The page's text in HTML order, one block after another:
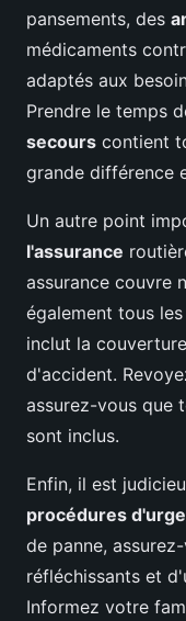
pansements, des
médicaments
adaptés aux
Prendre le temps
secours contient
grande différence
Un autre point
l'assurance
assurance couvre
également tous
inclut la
d'accident.
assurez-vous que
sont inclus.
Enfin, il est
procédures
de panne,
réfléchissants et
Informez votre